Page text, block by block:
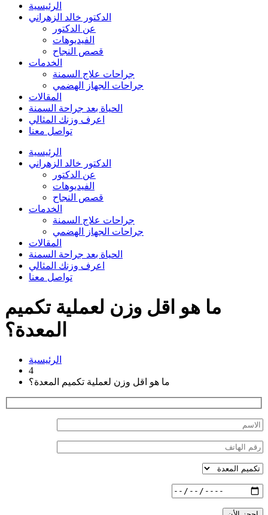
الرئيسية
الدكتور خالد الزهراني
عن الدكتور
الفيديوهات
قصص النجاح
الخدمات
جراحات علاج السمنة
جراحات الجهاز الهضمي
المقالات
الحياة بعد جراحة السمنة
اعرف وزنك المثالي
تواصل معنا
الرئيسية
الدكتور خالد الزهراني
عن الدكتور
الفيديوهات
قصص النجاح
الخدمات
جراحات علاج السمنة
جراحات الجهاز الهضمي
المقالات
الحياة بعد جراحة السمنة
اعرف وزنك المثالي
تواصل معنا
ما هو اقل وزن لعملية تكميم
المعدة؟
الرئيسية
4
ما هو اقل وزن لعملية تكميم المعدة؟